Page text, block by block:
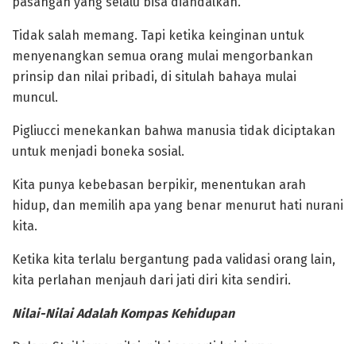
Tidak salah memang. Tapi ketika keinginan untuk
menyenangkan semua orang mulai mengorbankan
prinsip dan nilai pribadi, di situlah bahaya mulai
muncul.
‎Pigliucci menekankan bahwa manusia tidak diciptakan
untuk menjadi boneka sosial.
Kita punya kebebasan berpikir, menentukan arah
hidup, dan memilih apa yang benar menurut hati nurani
kita.
Ketika kita terlalu bergantung pada validasi orang lain,
kita perlahan menjauh dari jati diri kita sendiri.
‎Nilai-Nilai Adalah Kompas Kehidupan